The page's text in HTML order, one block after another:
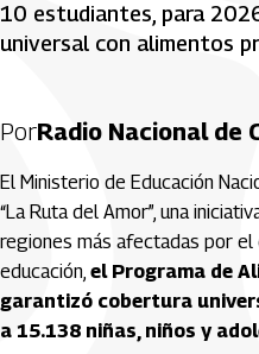
10 estudiantes, para
universal con alimentos
PorRadio Nacional de
El Ministerio de Educación
“La Ruta del Amor”, una
regiones más afectadas por
educación, el Programa de
garantizó cobertura
a 15.138 niñas, niños y